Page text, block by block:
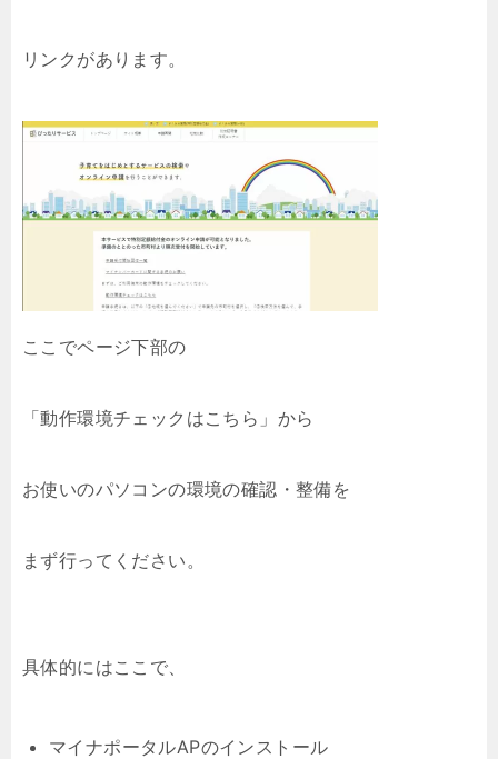
リンクがあります。
ここでページ下部の
「動作環境チェックはこちら」から
お使いのパソコンの環境の確認・整備を
まず行ってください。
具体的にはここで、
マイナポータルAPのインストール